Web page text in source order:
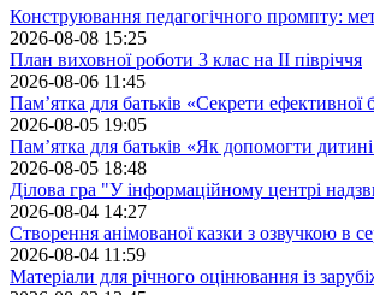
Конструювання педагогічного промпту:
2026-08-08 15:25
План виховної роботи 3 клас на II півріччя
2026-08-06 11:45
Пам’ятка для батьків «Секрети ефективної
2026-08-05 19:05
Пам’ятка для батьків «Як допомогти
2026-08-05 18:48
Ділова гра "У інформаційному центрі
2026-08-04 14:27
Створення анімованої казки з озвучкою в
2026-08-04 11:59
Матеріали для річного оцінювання із